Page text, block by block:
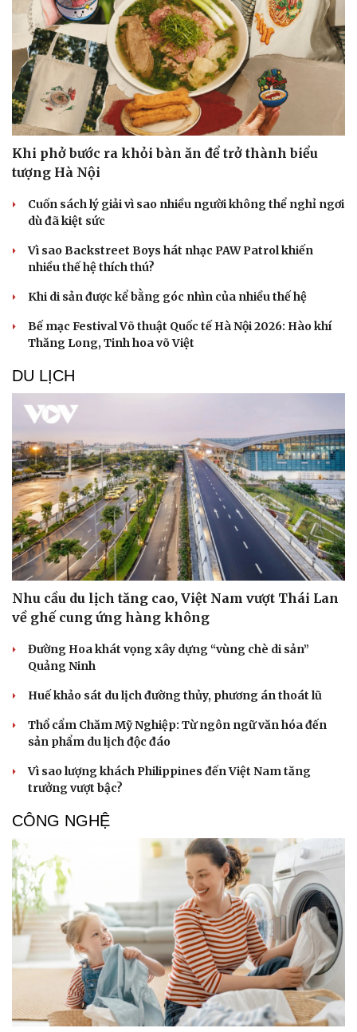
Văn hóa
Sân khấu - Điện ảnh
Văn học
Di sản
Nghệ sĩ
Khi phở bước ra khỏi bàn ăn để trở thành biểu
tượng Hà Nội
Cuốn sách lý giải vì sao nhiều người không thể nghỉ ngơi
dù đã kiệt sức
Vì sao Backstreet Boys hát nhạc PAW Patrol khiến
nhiều thế hệ thích thú?
Khi di sản được kể bằng góc nhìn của nhiều thế hệ
Bế mạc Festival Võ thuật Quốc tế Hà Nội 2026: Hào khí
Thăng Long, Tinh hoa võ Việt
DU LỊCH
Nhu cầu du lịch tăng cao, Việt Nam vượt Thái Lan
về ghế cung ứng hàng không
Đường Hoa khát vọng xây dựng “vùng chè di sản”
Quảng Ninh
Huế khảo sát du lịch đường thủy, phương án thoát lũ
Thổ cẩm Chăm Mỹ Nghiệp: Từ ngôn ngữ văn hóa đến
sản phẩm du lịch độc đáo
Vì sao lượng khách Philippines đến Việt Nam tăng
trưởng vượt bậc?
CÔNG NGHỆ